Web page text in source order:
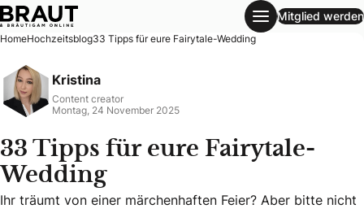
33 Tipps für eure Fairytale-Wedding
Mitglied werden
HomeHochzeitsblog33 Tipps für eure Fairytale-Wedding
Kristina
Content creator
Montag, 24 November 2025
33 Tipps für eure Fairytale-
Wedding
Ihr träumt von einer märchenhaften Feier? Aber bitte
Ihr träumt von einer märchenhaften Feier? Aber bitte nicht